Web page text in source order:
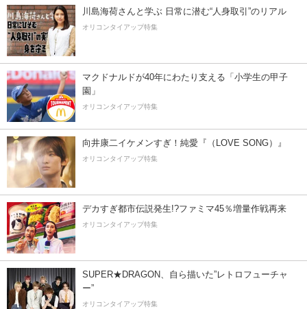
川島海荷さんと学ぶ 日常に潜む“人身取引”のリアル
オリコンタイアップ特集
マクドナルドが40年にわたり支える「小学生の甲子
園」
オリコンタイアップ特集
向井康二イケメンすぎ！純愛『（LOVE SONG）』
オリコンタイアップ特集
デカすぎ都市伝説発生!?ファミマ45％増量作戦再来
オリコンタイアップ特集
SUPER★DRAGON、自ら描いた”レトロフューチャ
ー”
オリコンタイアップ特集